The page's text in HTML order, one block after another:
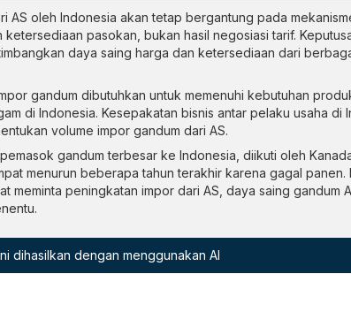
AS oleh Indonesia akan tetap bergantung pada
pasokan, bukan hasil negosiasi tarif.
daya saing harga dan ketersediaan dari
gandum dibutuhkan untuk memenuhi kebutuhan
di Indonesia. Kesepakatan bisnis antar pelaku usaha di
volume impor gandum dari AS.
gandum terbesar ke Indonesia, diikuti oleh
menurun beberapa tahun terakhir karena gagal panen.
meminta peningkatan impor dari AS, daya saing gandum
dihasilkan dengan menggunakan AI